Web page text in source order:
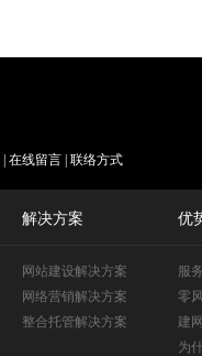
在线留言 联络方式
解决方案 优
网站建设解决方案
网络营销解决方案
整合托管解决方案
服
零
建
为